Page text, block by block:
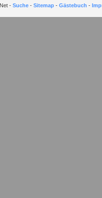
- Suche - Sitemap - Gästebuch -